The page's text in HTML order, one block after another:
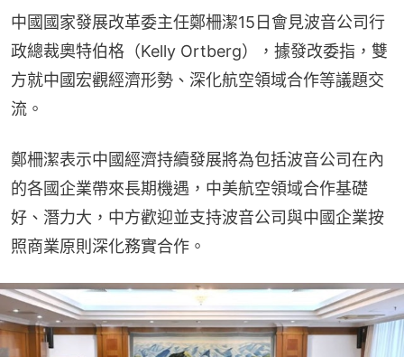
中國國家發展改革委主任鄭柵潔15日會見波音公司行
政總裁奧特伯格（Kelly Ortberg），據發改委指，雙
方就中國宏觀經濟形勢、深化航空領域合作等議題交
流。
鄭柵潔表示中國經濟持續發展將為包括波音公司在內
的各國企業帶來長期機遇，中美航空領域合作基礎
好、潛力大，中方歡迎並支持波音公司與中國企業按
照商業原則深化務實合作。